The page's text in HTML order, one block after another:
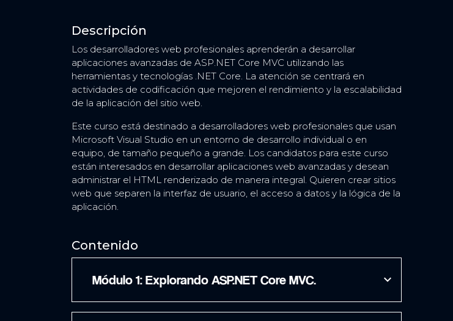
Descripción
Los desarrolladores web profesionales aprenderán a desarrollar
aplicaciones avanzadas de ASP.NET Core MVC utilizando las
herramientas y tecnologías .NET Core. La atención se centrará en
actividades de codificación que mejoren el rendimiento y la escalabilidad
de la aplicación del sitio web.
Este curso está destinado a desarrolladores web profesionales que usan
Microsoft Visual Studio en un entorno de desarrollo individual o en
equipo, de tamaño pequeño a grande. Los candidatos para este curso
están interesados ​​en desarrollar aplicaciones web avanzadas y desean
administrar el HTML renderizado de manera integral. Quieren crear sitios
web que separen la interfaz de usuario, el acceso a datos y la lógica de la
aplicación.
Contenido
Módulo 1: Explorando ASP.NET Core MVC. expand_more